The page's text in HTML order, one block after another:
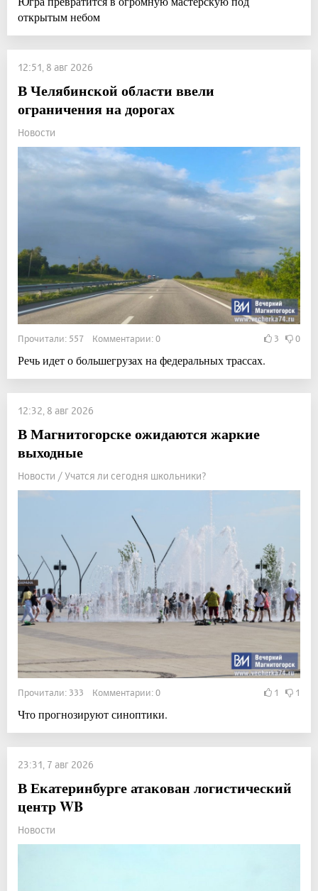
открытым небом
12:51, 8 авг 2026
В Челябинской области ввели
ограничения на дорогах
Новости
Прочитали: 557 Комментарии: 0 3 0
Речь идет о большегрузах на федеральных трассах.
12:32, 8 авг 2026
В Магнитогорске ожидаются жаркие
выходные
Новости / Учатся ли сегодня школьники?
Прочитали: 333 Комментарии: 0 1 1
Что прогнозируют синоптики.
23:31, 7 авг 2026
В Екатеринбурге атакован логистический
центр WB
Новости